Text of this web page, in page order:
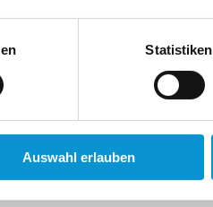
Statistiken
Auswahl erlauben
Halbpension möglich